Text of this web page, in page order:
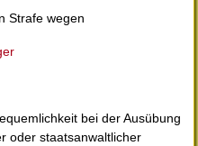
Strafe wegen
bei der Ausübung
oder staatsanwaltlicher